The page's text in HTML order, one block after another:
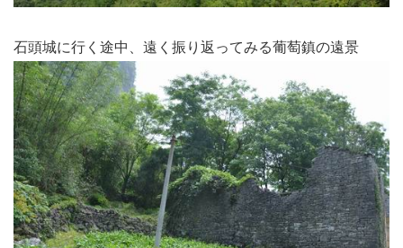
石頭城に行く途中、遠く振り返ってみる葡萄鎮の遠景